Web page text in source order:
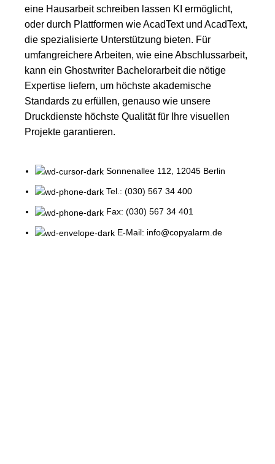
eine Hausarbeit schreiben lassen KI ermöglicht,
oder durch Plattformen wieAcadTextund AcadText,
die spezialisierte Unterstützung bieten. Für
umfangreichere Arbeiten, wie eine Abschlussarbeit,
kann ein Ghostwriter Bachelorarbeitdie nötige
Expertise liefern, um höchste akademische
Standards zu erfüllen, genauso wie unsere
Druckdienste höchste Qualität für Ihre visuellen
Projekte garantieren.
Sonnenallee 112, 12045 Berlin
Tel.: (030) 567 34 400
Fax: (030) 567 34 401
E-Mail: info@copyalarm.de